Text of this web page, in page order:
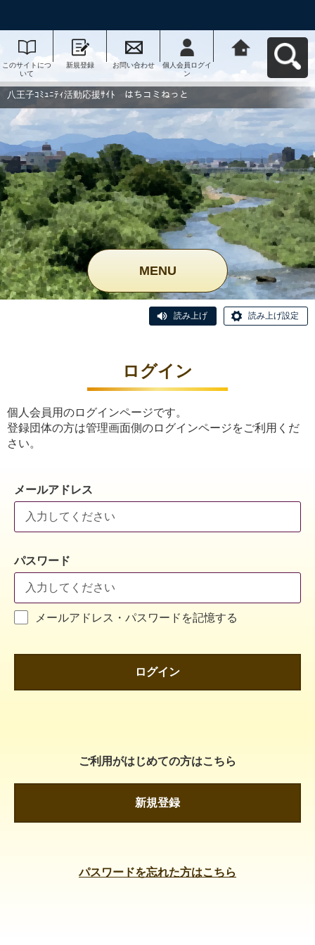
このサイトにつ
いて
新規登録 お問い合わせ
個人会員ログイ
ン
動応援ｻｲﾄ はち
コミねっとへ戻
八王子ｺﾐｭﾆﾃｨ活動応援ｻｲﾄ はちコミねっと
MENU
読み上げ 読み上げ設定
ログイン
個人会員用のログインページです。
登録団体の方は管理画面側のログインページをご利用くだ
さい。
メールアドレス
パスワード
メールアドレス・パスワードを記憶する
ログイン
ご利用がはじめての方はこちら
新規登録
パスワードを忘れた方はこちら